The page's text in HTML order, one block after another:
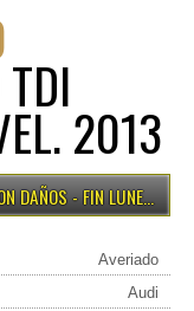
2013
- FIN LUNES 12H
Averiado
Audi